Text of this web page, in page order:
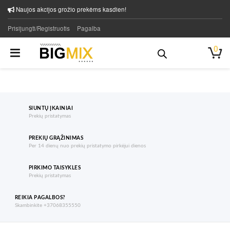
Naujos akcijos grožio prekėms kasdien!
Prisijungti/Registruotis Pagalba
0
SIUNTŲ ĮKAINIAI
Prekių pristatymas
PREKIŲ GRĄŽINIMAS
Per 14 dienų nuo prekių pristatymo pirkėjui dienos
PIRKIMO TAISYKLES
Prekių pristatymas
REIKIA PAGALBOS?
Skambinkite +37068355550